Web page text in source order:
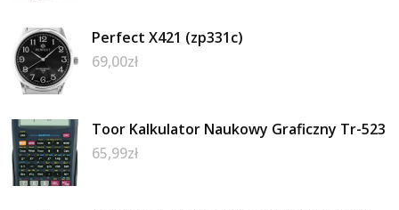
Perfect X421 (zp331c)
69,00zł
Toor Kalkulator Naukowy Graficzny Tr-523
65,99zł